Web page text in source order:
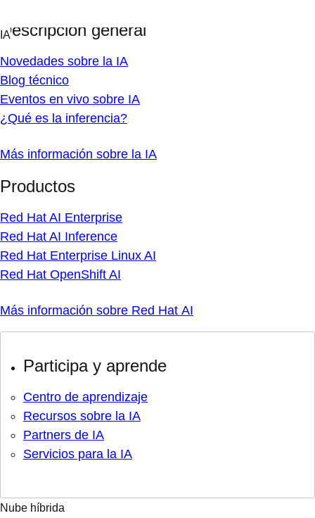
content
Descripción general
Novedades sobre la IA
Blog técnico
Eventos en vivo sobre IA
¿Qué es la inferencia?
Más información sobre la IA
Productos
Red Hat AI Enterprise
Red Hat AI Inference
Red Hat Enterprise Linux AI
Red Hat OpenShift AI
Más información sobre Red Hat AI
Participa y aprende
Centro de aprendizaje
Recursos sobre la IA
Partners de IA
Servicios para la IA
Nube híbrida